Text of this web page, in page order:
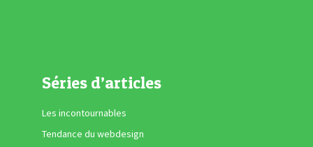
Séries d’articles
Les incontournables
Tendance du webdesign